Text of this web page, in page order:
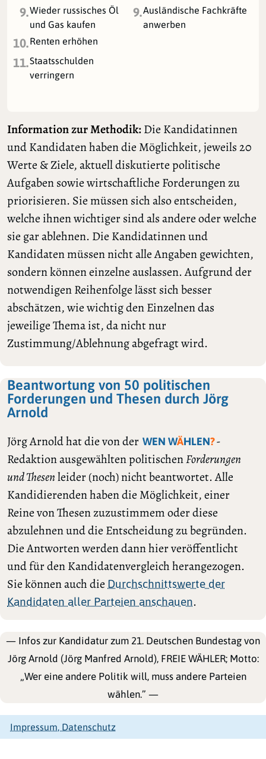
9.Wieder russisches Öl
und Gas kaufen
9.Ausländische Fachkräfte
anwerben
10.Renten erhöhen
11.Staatsschulden
verringern
Information zur Methodik:Die Kandidatinnen
und Kandidaten haben die Möglichkeit, jeweils 20
Werte & Ziele, aktuell diskutierte politische
Aufgaben sowie wirtschaftliche Forderungen zu
priorisieren. Sie müssen sich also entscheiden,
welche ihnen wichtiger sind als andere oder welche
sie gar ablehnen. Die Kandidatinnen und
Kandidaten müssen nicht alle Angaben gewichten,
sondern können einzelne auslassen. Aufgrund der
notwendigen Reihenfolge lässt sich besser
abschätzen, wie wichtig den Einzelnen das
jeweilige Thema ist, da nicht nur
Zustimmung/Ablehnung abgefragt wird.
Beantwortung von 50 politischen
Forderungen und Thesen durch Jörg
Arnold
Jörg Arnold hat die von der WEN WÄHLEN?-
Redaktion ausgewählten politischenForderungen
und Thesenleider (noch) nicht beantwortet. Alle
Kandidierenden haben die Möglichkeit, einer
Reine von Thesen zuzustimmem oder diese
abzulehnen und die Entscheidung zu begründen.
Die Antworten werden dann hier veröffentlicht
und für den Kandidatenvergleich herangezogen.
Sie können auch die Durchschnittswerte der
Kandidaten aller Parteien anschauen.
— Infos zur Kandidatur zum 21. Deutschen Bundestag von
Jörg Arnold (Jörg Manfred Arnold), FREIE WÄHLER; Motto:
„Wer eine andere Politik will, muss andere Parteien
wählen.” —
Impressum, Datenschutz